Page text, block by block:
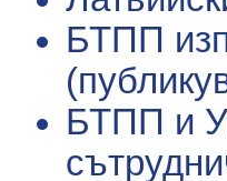
БТПП
БТПП и